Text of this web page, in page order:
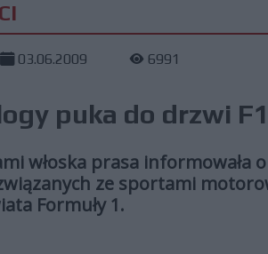
03.06.2009 6991
puka do drzwi F1
włoska prasa informowała
ze sportami
Formuły 1.